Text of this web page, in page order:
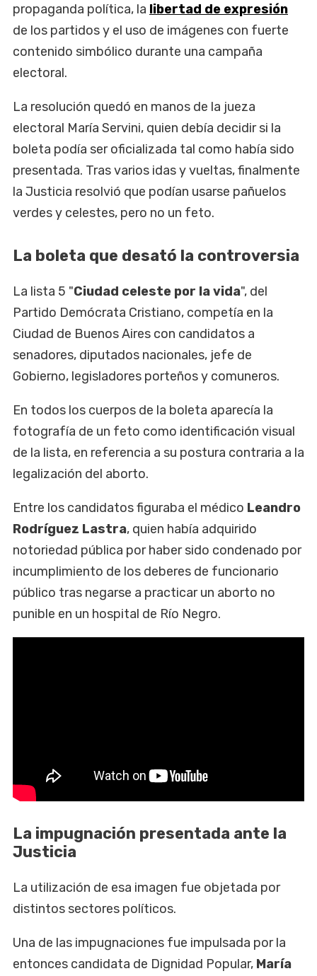
propaganda política, la libertad de expresión
de los partidos y el uso de imágenes con fuerte
contenido simbólico durante una campaña
electoral.
La resolución quedó en manos de la jueza
electoral María Servini, quien debía decidir si la
boleta podía ser oficializada tal como había sido
presentada. Tras varios idas y vueltas, finalmente
la Justicia resolvió que podían usarse pañuelos
verdes y celestes, pero no un feto.
La boleta que desató la controversia
La lista 5 "Ciudad celeste por la vida", del
Partido Demócrata Cristiano, competía en la
Ciudad de Buenos Aires con candidatos a
senadores, diputados nacionales, jefe de
Gobierno, legisladores porteños y comuneros.
En todos los cuerpos de la boleta aparecía la
fotografía de un feto como identificación visual
de la lista, en referencia a su postura contraria a la
legalización del aborto.
Entre los candidatos figuraba el médico Leandro
Rodríguez Lastra, quien había adquirido
notoriedad pública por haber sido condenado por
incumplimiento de los deberes de funcionario
público tras negarse a practicar un aborto no
punible en un hospital de Río Negro.
La impugnación presentada ante la
Justicia
La utilización de esa imagen fue objetada por
distintos sectores políticos.
Una de las impugnaciones fue impulsada por la
entonces candidata de Dignidad Popular, María